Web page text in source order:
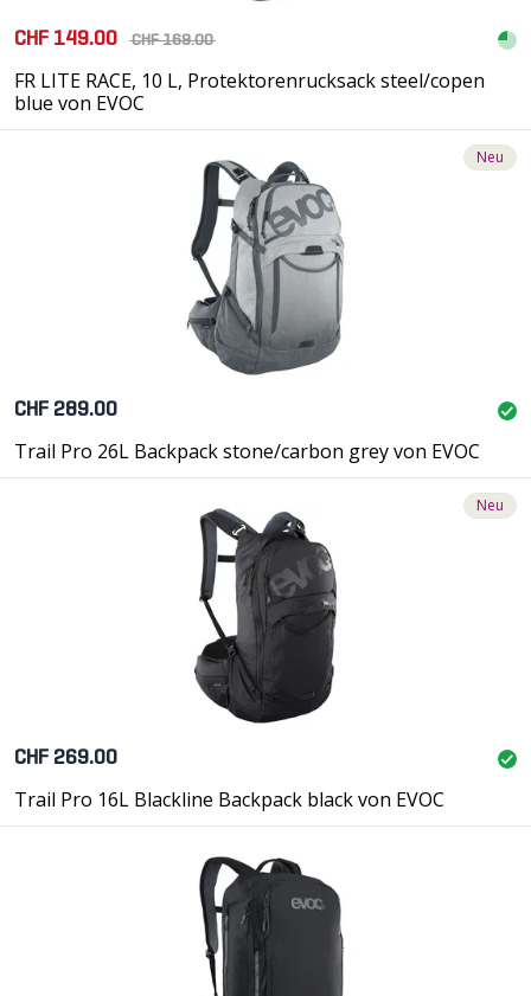
CHF 149.00 CHF 169.00
FR LITE RACE, 10 L, Protektorenrucksack steel/copen
blue von EVOC
Neu
CHF 289.00
Trail Pro 26L Backpack stone/carbon grey von EVOC
Neu
CHF 269.00
Trail Pro 16L Blackline Backpack black von EVOC